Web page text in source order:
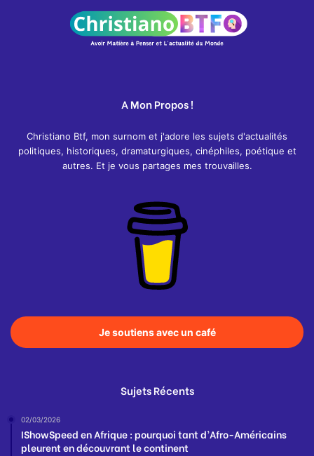
A Mon Propos !
Christiano Btf, mon surnom et j'adore les sujets d'actualités
politiques, historiques, dramaturgiques, cinéphiles, poétique et
autres. Et je vous partages mes trouvailles.
Je soutiens avec un café
Sujets Récents
02/03/2026
IShowSpeed en Afrique : pourquoi tant d’Afro-Américains
pleurent en découvrant le continent